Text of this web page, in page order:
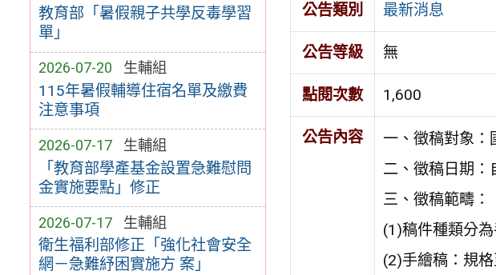
教育部「暑假親子共學反毒學習
單」
2026-07-20 生輔組
115年暑假輔導住宿名單及繳費
注意事項
2026-07-17 生輔組
「教育部學產基金設置急難慰問
金實施要點」修正
2026-07-17 生輔組
衛生福利部修正「強化社會安全
網－急難紓困實施方 案」
公告類別 最新消息
公告等級 無
點閱次數 1,600
公告內容
一、徵稿對象：
二、徵稿日期：
三、徵稿範疇：
(1)稿件種類分
(2)手繪稿：規